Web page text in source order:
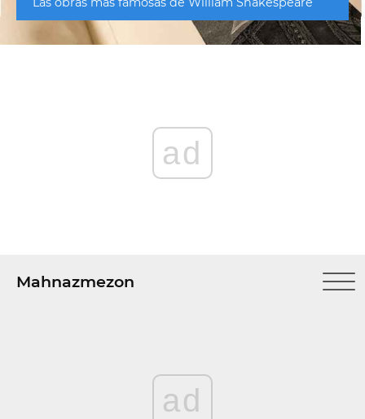
ad
Mahnazmezon
ad